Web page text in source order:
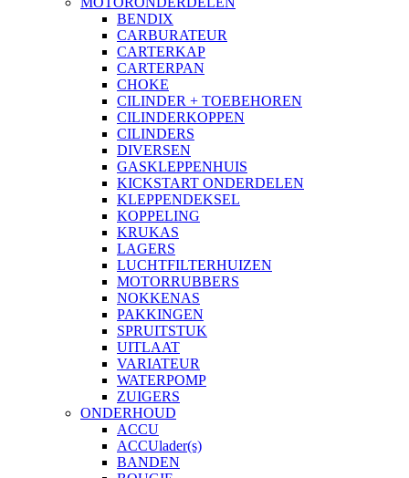
BENDIX
CARBURATEUR
CARTERKAP
CARTERPAN
CHOKE
CILINDER + TOEBEHOREN
CILINDERKOPPEN
CILINDERS
DIVERSEN
GASKLEPPENHUIS
KICKSTART ONDERDELEN
KLEPPENDEKSEL
KOPPELING
KRUKAS
LAGERS
LUCHTFILTERHUIZEN
MOTORRUBBERS
NOKKENAS
PAKKINGEN
SPRUITSTUK
UITLAAT
VARIATEUR
WATERPOMP
ZUIGERS
ONDERHOUD
ACCU
ACCUlader(s)
BANDEN